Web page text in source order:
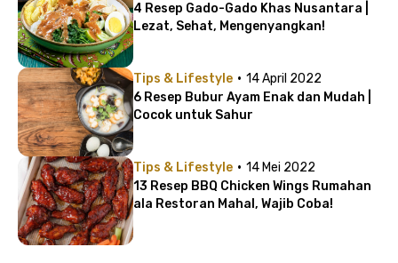
4 Resep Gado-Gado Khas Nusantara |
Lezat, Sehat, Mengenyangkan!
Tips & Lifestyle · 14 April 2022
6 Resep Bubur Ayam Enak dan Mudah |
Cocok untuk Sahur
Tips & Lifestyle · 14 Mei 2022
13 Resep BBQ Chicken Wings Rumahan
ala Restoran Mahal, Wajib Coba!